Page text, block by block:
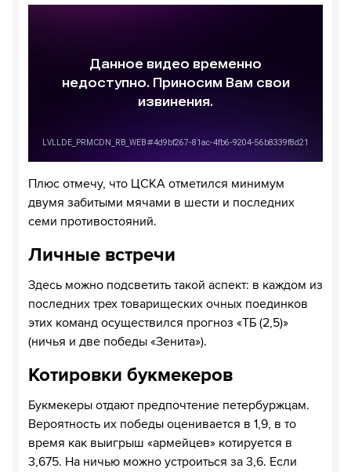
Плюс отмечу, что ЦСКА отметился минимум
двумя забитыми мячами в шести и последних
семи противостояний.
Личные встречи
Здесь можно подсветить такой аспект: в каждом из
последних трех товарищеских очных поединков
этих команд осуществился прогноз «ТБ (2,5)»
(ничья и две победы «Зенита»).
Котировки букмекеров
Букмекеры отдают предпочтение петербуржцам.
Вероятность их победы оценивается в 1,9, в то
время как выигрыш «армейцев» котируется в
3,675. На ничью можно устроиться за 3,6. Если